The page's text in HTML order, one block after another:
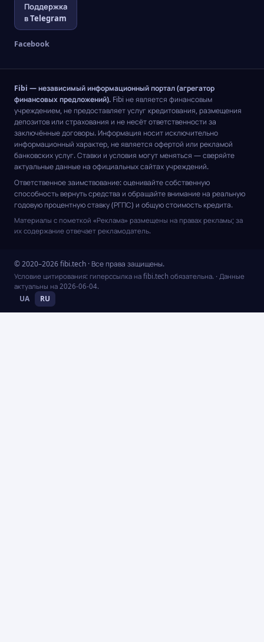
Поддержка
в Telegram
Facebook
Fibi — независимый информационный портал (агрегатор
финансовых предложений). Fibi не является финансовым
учреждением, не предоставляет услуг кредитования, размещения
депозитов или страхования и не несёт ответственности за
заключённые договоры. Информация носит исключительно
информационный характер, не является офертой или рекламой
банковских услуг. Ставки и условия могут меняться — сверяйте
актуальные данные на официальных сайтах учреждений.
Ответственное заимствование: оценивайте собственную
способность вернуть средства и обращайте внимание на реальную
годовую процентную ставку (РГПС) и общую стоимость кредита.
Материалы с пометкой «Реклама» размещены на правах рекламы; за
их содержание отвечает рекламодатель.
© 2020–2026 fibi.tech · Все права защищены.
Условие цитирования: гиперссылка на fibi.tech обязательна. · Данные
актуальны на 2026-06-04.
UA RU